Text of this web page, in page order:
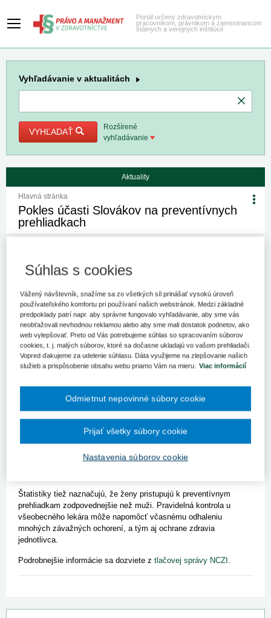
Portál určený zdravotníckym
pracovníkom, právnikom a zamestnancom
štátnych a verejných inštitúcií
Vyhľadávanie v aktualitách
VYHĽADAŤ
Rozšírené
vyhľadávanie
Aktuality
Hlavná stránka
Pokles účasti Slovákov na preventívnych
prehliadkach
nástrojov včasnej diagnostiky, ktorého pravidelné absolvovanie
môže významne prispieť k záchrane života. Napriek tomu
posledné údaje Národného centra zdravotníckych informácií
(NCZI) poukazujú na pokles účasti Slovákov na preventívnych
prehliadkach, pričom v rokoch 2023 a 2024 ich absolvovalo len
45,6 % dospelej populácie.
Tieto výsledky naznačujú potrebu intenzívnejšieho dôrazu na
osvetu o dôležitosti prevencie, pretože nárok na prehliadku majú
všetci, od novorodencov po seniorov. Detskí pacienti pritom
života absolvuje až 90 % detí.
Výsledky taktiež ukazujú regionálne rozdiely, pričom
Oproti tomu na opačnom konci rebríčka sa nachádza okres
Štatistiky tiež naznačujú, že ženy pristupujú k preventívnym
prehliadkam zodpovednejšie než muži. Pravidelná kontrola u
všeobecného lekára môže napomôcť včasnému odhaleniu
mnohých závažných ochorení, a tým aj ochrane zdravia
jednotlivca.
Podrobnejšie informácie sa dozviete z tlačovej správy NCZI .
Súhlas s cookies
Vážený návštevník, snažíme sa zo všetkých síl prinášať vysokú úroveň
používateľského komfortu pri používaní našich webstránok. Medzi základné
predpoklady patrí napr. aby správne fungovalo vyhľadávanie, aby sme vás
neobťažovali nevhodnou reklamou alebo aby sme mali dostatok podnetov, ako
web vylepšovať. Preto od Vás potrebujeme súhlas so spracovaním súborov
cookies, t. j. malých súborov, ktoré sa dočasne ukladajú vo vašom prehliadači.
Vopred ďakujeme za udelenie súhlasu. Dáta využijeme na zlepšovanie našich
služieb a prispôsobenie obsahu webu priamo Vám na mieru.
Viac informácií
Nastavenia súborov cookie
Odmietnut nepovinné súbory cookie
Prijať všetky súbory cookie